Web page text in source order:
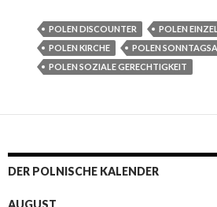
POLEN DISCOUNTER
POLEN
POLEN KIRCHE
POLEN
POLEN SOZIALE GERECHTIGKEIT
DER POLNISCHE KALENDER